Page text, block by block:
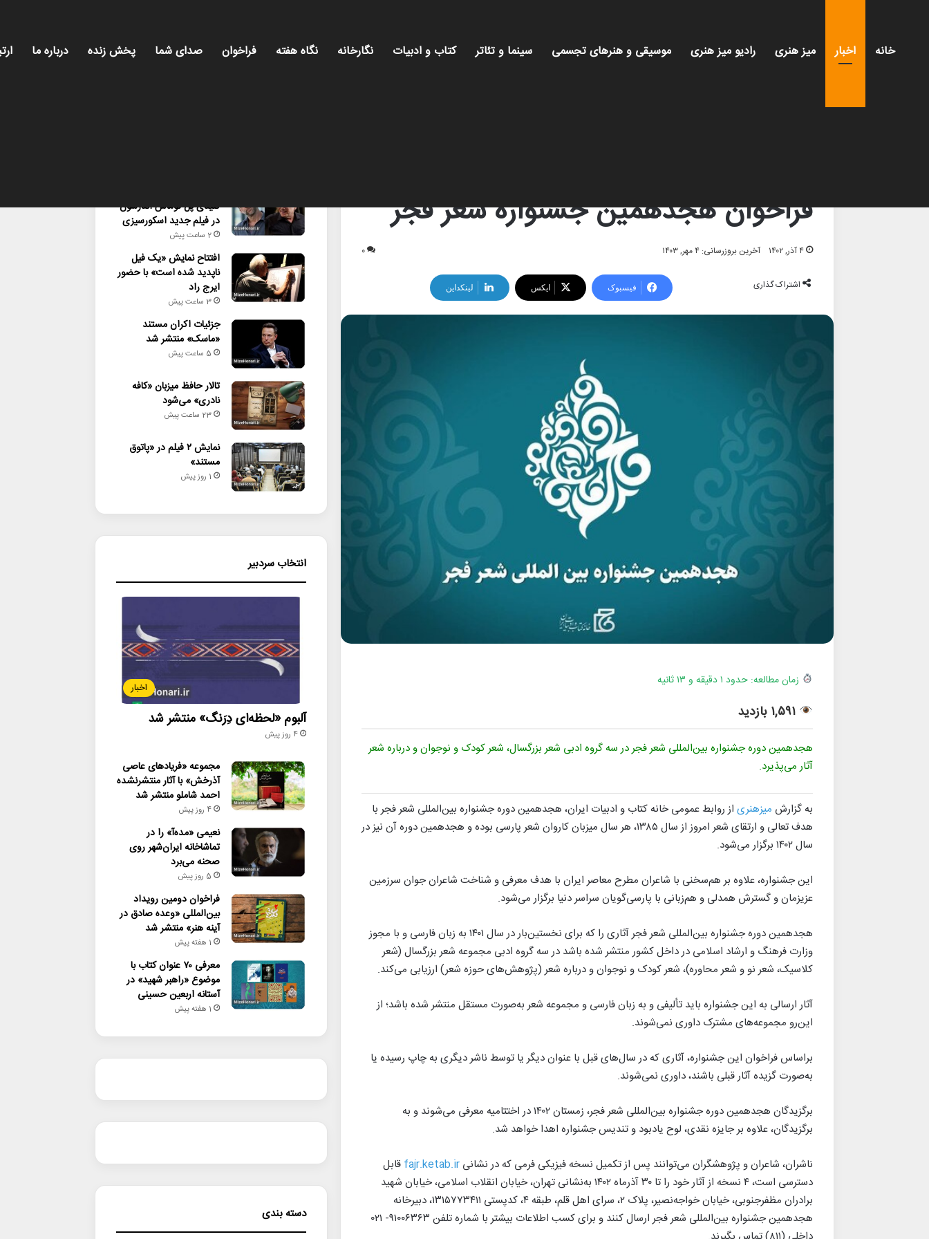
خانه اخبار میز هنری رادیو میز هنری موسیقی و هنرهای تجسمی سینما و تئاتر کتاب و ادبیات نگارخانه نگاه هفته فراخوان صدای شما پخش زنده درباره ما
فراخوان هجدهمین جشنواره شعر فجر
۴ آذر, ۱۴۰۲ آخرین بروزرسانی: ۴ مهر, ۱۴۰۳ ۰
اشتراک گذاری فیسبوک ایکس لینکداین
زمان مطالعه: حدود ۱ دقیقه و ۱۳ ثانیه
۱,۵۹۱ بازدید
هجدهمین دوره جشنواره بین‌المللی شعر فجر در سه گروه ادبی شعر بزرگسال، شعر کودک و نوجوان و درباره شعر
آثار می‌پذیرد.
به گزارش میزهنری از روابط عمومی خانه کتاب و ادبیات ایران، هجدهمین دوره جشنواره بین‌المللی شعر فجر با
هدف تعالی و ارتقای شعر امروز از سال ۱۳۸۵، هر سال میزبان کاروان شعر پارسی بوده و هجدهمین دوره آن نیز در
سال ۱۴۰۲ برگزار می‌شود.
این جشنواره، علاوه‌ بر هم‌سخنی با شاعران مطرح معاصر ایران با هدف معرفی و شناخت شاعران جوان سرزمین
عزیزمان و گسترش همدلی و هم‌زبانی با پارسی‌گویان سراسر دنیا برگزار می‌شود.
هجدهمین دوره جشنواره بین‌المللی شعر فجر آثاری را که برای نخستین‌بار در سال ۱۴۰۱ به زبان فارسی و با مجوز
وزارت فرهنگ و ارشاد اسلامی در داخل کشور منتشر شده‌ باشد در سه گروه ادبی مجموعه شعر بزرگسال (شعر
کلاسیک، شعر نو و شعر محاوره)، شعر کودک و نوجوان و درباره شعر (پژوهش‌های حوزه شعر) ارزیابی می‌کند.
آثار ارسالی به این جشنواره باید تألیفی و به زبان فارسی و مجموعه‌ شعر به‌صورت مستقل منتشر شده باشد؛ از
این‌رو مجموعه‌های مشترک داوری نمی‌شوند.
براساس فراخوان این جشنواره، آثاری که در سال‌های قبل با عنوان دیگر یا توسط ناشر دیگری به چاپ رسیده یا
به‌صورت گزیده‌ ‌آثار قبلی باشند، داوری نمی‌شوند.
برگزیدگان هجدهمین دوره جشنواره بین‌المللی شعر فجر، زمستان ۱۴۰۲ در اختتامیه معرفی می‌شوند و به
برگزیدگان، علاوه‌ بر جایزه نقدی، لوح یادبود و تندیس جشنواره اهدا خواهد شد.
ناشران، شاعران و پژوهشگران می‌توانند پس از تکمیل نسخه فیزیکی فرمی که در نشانی fajr.ketab.ir قابل
دسترسی است، ۴ نسخه از آثار خود را تا ۳۰ آذرماه ۱۴۰۲ به‌نشانی تهران، خیابان انقلاب اسلامی، خیابان شهید
برادران مظفرجنوبی، خیابان خواجه‌نصیر، پلاک ۲، سرای اهل قلم، طبقه ۴، کدپستی ۱۳۱۵۷۷۳۴۱۱، دبیرخانه
هجدهمین جشنواره بین‌المللی شعر فجر ارسال کنند و برای کسب اطلاعات بیشتر با شماره تلفن ۹۱۰۰۶۳۶۳- ۰۲۱
کلیدی پل توماس اندرسون
در فیلم جدید اسکورسیزی
2 ساعت پیش
افتتاح نمایش «یک فیل
ناپدید شده است» با حضور
ایرج راد
3 ساعت پیش
جزئیات اکران مستند
«ماسک» منتشر شد
5 ساعت پیش
تالار حافظ میزبان «کافه
نادری» می‌شود
23 ساعت پیش
نمایش ۲ فیلم در «پاتوق
مستند»
1 روز پیش
انتخاب سردبیر
اخبار
آلبوم «لحظه‌ای دِرَنگ» منتشر شد
4 روز پیش
مجموعه «فریادهای عاصی
آذرخش» با آثار منتشرنشده
احمد شاملو منتشر شد
4 روز پیش
نعیمی «مده‌آ» را در
تماشاخانه ایران‌شهر روی
صحنه می‌برد
5 روز پیش
فراخوان دومین رویداد
بین‌المللی «وعده صادق در
آینه هنر» منتشر شد
1 هفته پیش
معرفی ۷۰ عنوان کتاب با
موضوع «راهبر شهید» در
آستانه اربعین حسینی
1 هفته پیش
دسته بندی